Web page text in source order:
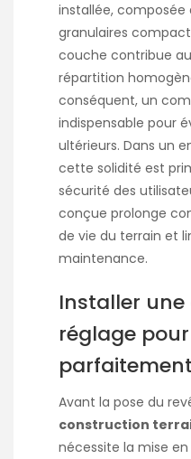
installée,
granulaires
couche contribue
répartition
conséquent, un
indispensable pour
ultérieurs. Dans un
cette solidité est
sécurité des
conçue prolonge
de vie du terrain et
maintenance.
Installer
réglage
Avant la pose du
construction
nécessite la mise